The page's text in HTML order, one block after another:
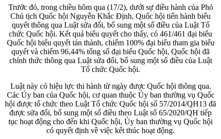
Trước đó, trong chiều hôm qua (17/2), dưới sự điều hành của Phó
Chủ tịch Quốc hội Nguyễn Khắc Định, Quốc hội tiến hành biểu
quyết thông qua Luật sửa đổi, bổ sung một số điều của Luật Tổ
chức Quốc hội. Kết quả biểu quyết cho thấy, có 461/461 đại biểu
Quốc hội biểu quyết tán thành, chiếm 100% đại biểu tham gia biểu
quyết và chiếm 96,44% tổng số đại biểu Quốc hội, Quốc hội đã
chính thức thông qua Luật sửa đổi, bổ sung một số điều của Luật
Tổ chức Quốc hội.
Luật này có hiệu lực thi hành từ ngày được Quốc hội thông qua.
Các Ủy ban của Quốc hội, cơ quan thuộc Ủy ban thường vụ Quốc
hội được tổ chức theo Luật Tổ chức Quốc hội số 57/2014/QH13 đã
được sửa đổi, bổ sung một số điều theo Luật số 65/2020/QH tiếp
tục hoạt động cho đến khi Quốc hội, Ủy ban thường vụ Quốc hội
có quyết định về việc kết thúc hoạt động.